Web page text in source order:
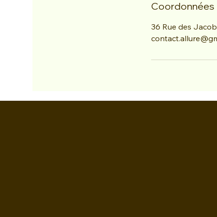
Coordonnées
36 Rue des